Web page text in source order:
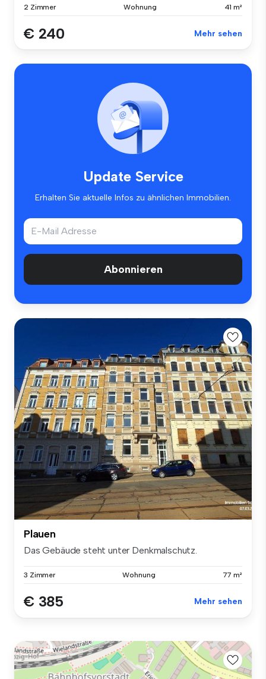
2 Zimmer Wohnung 41 m²
€ 240 Mehr sehen
Update Service
Erhalten Sie aktuelle Infos zu ähnlichen Immobilien.
Abonnieren
Plauen
Das Gebäude steht unter Denkmalschutz.
3 Zimmer Wohnung 77 m²
€ 385 Mehr sehen